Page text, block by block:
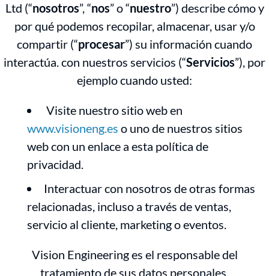
Ltd (“nosotros”, “nos” o “nuestro”) describe cómo y
por qué podemos recopilar, almacenar, usar y/o
compartir (“procesar”) su información cuando
interactúa. con nuestros servicios (“Servicios”), por
ejemplo cuando usted:
Visite nuestro sitio web en
www.visioneng.es o uno de nuestros sitios
web con un enlace a esta política de
privacidad.
Interactuar con nosotros de otras formas
relacionadas, incluso a través de ventas,
servicio al cliente, marketing o eventos.
Vision Engineering es el responsable del
tratamiento de sus datos personales.